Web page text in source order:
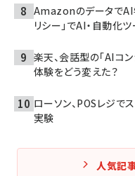
AmazonのデータでAI
リシー」でAI・自動化
楽天、会話型の「AIコ
体験をどう変えた？
ローソン、POSレジで
実験
人気記